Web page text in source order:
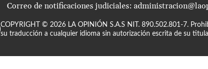
Correo de notificaciones judiciales:
COPYRIGHT © 2026 LA OPINIÓN S.A.S NIT. 890.502.801-7.
su traducción a cualquier idioma sin autorización escrita de su